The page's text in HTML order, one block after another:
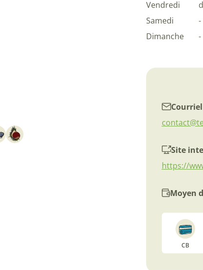
Vendredi
Samedi
-
Dimanche
-
Courriel
Site
https://
Moyen
CB